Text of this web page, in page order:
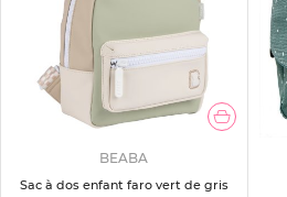
BEABA
Sac à dos enfant faro vert de gris